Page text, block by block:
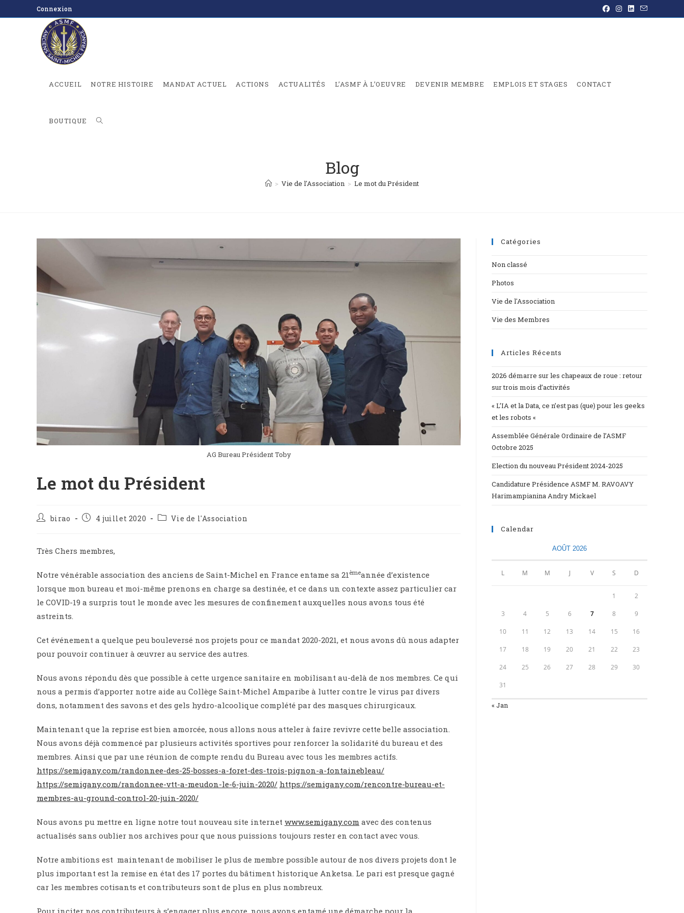
Connexion
ACCUEIL NOTRE HISTOIRE MANDAT ACTUEL ACTIONS ACTUALITÉS L’ASMF À L’OEUVRE DEVENIR MEMBRE EMPLOIS ET STAGES CONTACT
BOUTIQUE
Blog
> Vie de l'Association > Le mot du Président
AG Bureau Président Toby
Le mot du Président
birao 4 juillet 2020 Vie de l'Association
Très Chers membres,
Notre vénérable association des anciens de Saint-Michel en France entame sa 21 èmeannée d’existence
lorsque mon bureau et moi-même prenons en charge sa destinée, et ce dans un contexte assez particulier car
le COVID-19 a surpris tout le monde avec les mesures de confinement auxquelles nous avons tous été
astreints.
Cet événement a quelque peu bouleversé nos projets pour ce mandat 2020-2021, et nous avons dû nous adapter
pour pouvoir continuer à œuvrer au service des autres.
Nous avons répondu dès que possible à cette urgence sanitaire en mobilisant au-delà de nos membres. Ce qui
nous a permis d’apporter notre aide au Collège Saint-Michel Amparibe à lutter contre le virus par divers
dons, notamment des savons et des gels hydro-alcoolique complété par des masques chirurgicaux.
Maintenant que la reprise est bien amorcée, nous allons nous atteler à faire revivre cette belle association.
Nous avons déjà commencé par plusieurs activités sportives pour renforcer la solidarité du bureau et des
membres. Ainsi que par une réunion de compte rendu du Bureau avec tous les membres actifs.
https://semigany.com/randonnee-des-25-bosses-a-foret-des-trois-pignon-a-fontainebleau/
https://semigany.com/randonnee-vtt-a-meudon-le-6-juin-2020/ https://semigany.com/rencontre-bureau-et-
membres-au-ground-control-20-juin-2020/
Nous avons pu mettre en ligne notre tout nouveau site internet www.semigany.com avec des contenus
actualisés sans oublier nos archives pour que nous puissions toujours rester en contact avec vous.
Notre ambitions est maintenant de mobiliser le plus de membre possible autour de nos divers projets dont le
plus important est la remise en état des 17 portes du bâtiment historique Anketsa. Le pari est presque gagné
car les membres cotisants et contributeurs sont de plus en plus nombreux.
Pour inciter nos contributeurs à s’engager plus encore, nous avons entamé une démarche pour la
Catégories
Non classé
Photos
Vie de l'Association
Vie des Membres
Articles Récents
2026 démarre sur les chapeaux de roue : retour
sur trois mois d’activités
« L’IA et la Data, ce n’est pas (que) pour les geeks
et les robots «
Assemblée Générale Ordinaire de l’ASMF
Octobre 2025
Election du nouveau Président 2024-2025
Candidature Présidence ASMF M. RAVOAVY
Harimampianina Andry Mickael
Calendar
AOÛT 2026
L M M J V S D
1 2
3 4 5 6 7 8 9
10 11 12 13 14 15 16
17 18 19 20 21 22 23
24 25 26 27 28 29 30
31
« Jan